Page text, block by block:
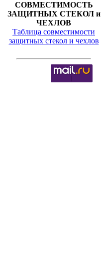
СОВМЕСТИМОСТЬ
ЗАЩИТНЫХ СТЕКОЛ и
ЧЕХЛОВ
Таблица совместимости
защитных стекол и чехлов